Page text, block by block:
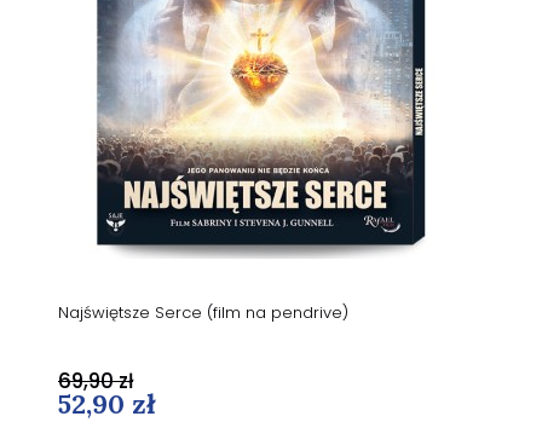
Najświętsze Serce (film na pendrive)
52,90 zł
69,90 zł